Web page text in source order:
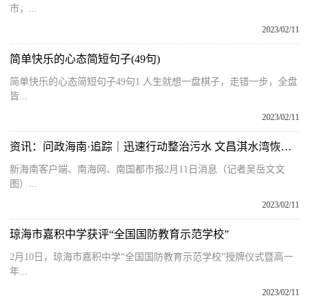
市，...
2023/02/11
简单快乐的心态简短句子(49句)
简单快乐的心态简短句子49句1 人生就想一盘棋子，走错一步，全盘
皆...
2023/02/11
资讯：问政海南·追踪｜迅速行动整治污水 文昌淇水湾恢复洁净
新海南客户端、南海网、南国都市报2月11日消息（记者吴岳文文
图）...
2023/02/11
琼海市嘉积中学获评“全国国防教育示范学校”
2月10日，琼海市嘉积中学“全国国防教育示范学校”授牌仪式暨高一
年...
2023/02/11